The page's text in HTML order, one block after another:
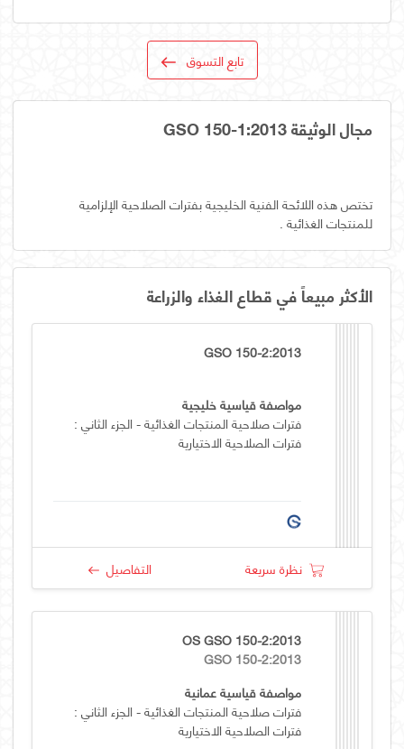
تابع التسوق
مجال الوثيقة GSO 150-1:2013
تختص هذه اللائحة الفنية الخليجية بفترات الصلاحية الإلزامية
للمنتجات الغذائية .
الأكثر مبيعاً في قطاع الغذاء والزراعة
GSO 150-2:2013
مواصفة قياسية خليجية
فترات صلاحية المنتجات الغذائية - الجزء الثاني :
فترات الصلاحية الاختيارية
نظرة سريعة التفاصيل
OS GSO 150-2:2013
GSO 150-2:2013
مواصفة قياسية عمانية
فترات صلاحية المنتجات الغذائية - الجزء الثاني :
فترات الصلاحية الاختيارية